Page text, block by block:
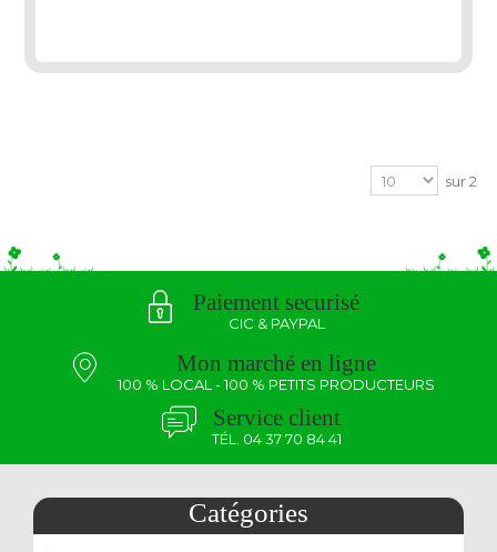
sur 2
Paiement securisé
CIC & PAYPAL
Mon marché en ligne
100 % LOCAL - 100 % PETITS PRODUCTEURS
Service client
TÉL. 04 37 70 84 41
Catégories